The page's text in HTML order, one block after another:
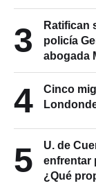
3
Ratifican
policía
abogada
4
Cinco
5
U. de
enfrentar
¿Qué